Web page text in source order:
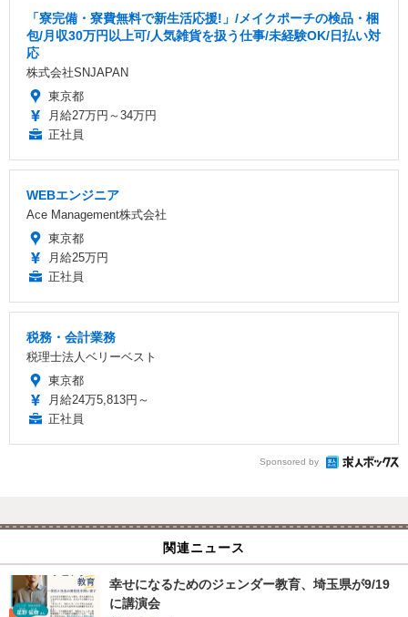
「寮完備・寮費無料で新生活応援!」/メイクポーチの検品・梱
包/月収30万円以上可/人気雑貨を扱う仕事/未経験OK/日払い対
応
株式会社SNJAPAN
東京都
月給27万円～34万円
正社員
WEBエンジニア
Ace Management株式会社
東京都
月給25万円
正社員
税務・会計業務
税理士法人ベリーベスト
東京都
月給24万5,813円～
正社員
Sponsored by
関連ニュース
幸せになるためのジェンダー教育、埼玉県が9/19
に講演会